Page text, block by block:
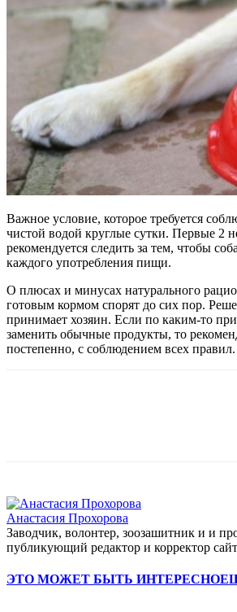
Важное условие, которое требуется
чистой водой круглые сутки. Первые 2
рекомендуется следить за тем, чтобы
каждого употребления пищи.
О плюсах и минусах натурального
готовым кормом спорят до сих пор.
принимает хозяин. Если по каким-то
заменить обычные продукты, то
постепенно, с соблюдением всех правил.
Анастасия Прохорова
Заводчик, волонтер, зоозашитник и и
публикующий редактор и корректор
ЭТО МОЖЕТ БЫТЬ ИНТЕРЕСНО